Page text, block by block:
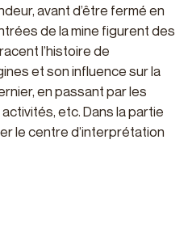
avant d’être fermé en
de la mine figurent des
l’histoire de
et son influence sur la
en passant par les
etc. Dans la partie
le centre d’interprétation